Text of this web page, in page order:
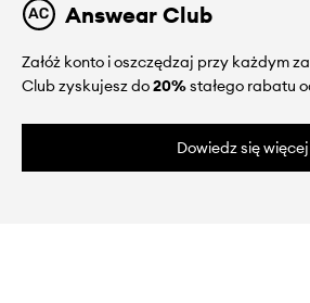
Answear Club
Załóż konto i oszczędzaj przy każdym
Club zyskujesz do20%stałego rabatu
Dowiedz się więcej